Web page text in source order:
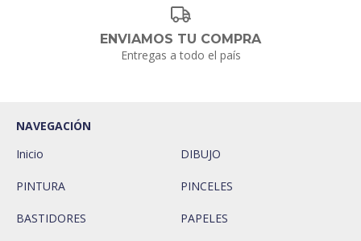
ENVIAMOS TU COMPRA
Entregas a todo el país
NAVEGACIÓN
Inicio
DIBUJO
PINTURA PINCELES
BASTIDORES PAPELES